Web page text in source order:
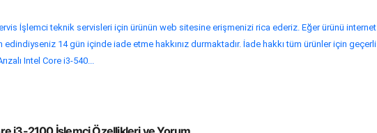
İşlemci teknik servisleri için ürünün web sitesine erişmenizi rica ederiz. Eğer ürünü internet
edindiyseniz 14 gün içinde iade etme hakkınız durmaktadır. İade hakkı tüm ürünler için geçerli
Intel Core i3-540...